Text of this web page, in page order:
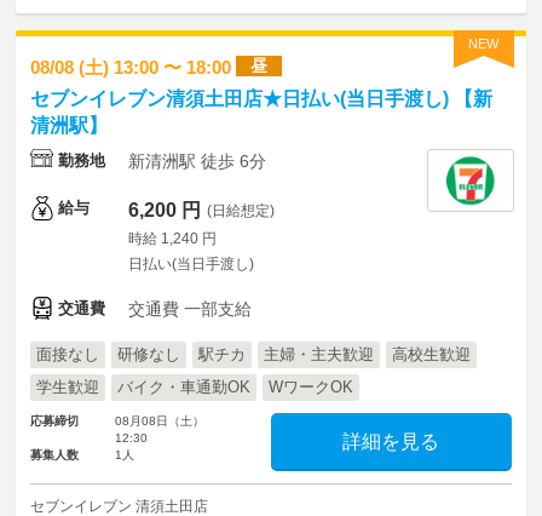
NEW
08/08 (土) 13:00 〜 18:00 昼
セブンイレブン清須土田店★日払い(当日手渡し) 【新
清洲駅】
勤務地 新清洲駅 徒歩 6分
給与 6,200 円 (日給想定)
時給 1,240 円
日払い(当日手渡し)
交通費 交通費 一部支給
面接なし 研修なし 駅チカ 主婦・主夫歓迎
高校生歓迎
学生歓迎
バイク・車通勤OK WワークOK
応募締切
08月08日（土）
12:30
募集人数
1人
詳細を見る
セブンイレブン 清須土田店